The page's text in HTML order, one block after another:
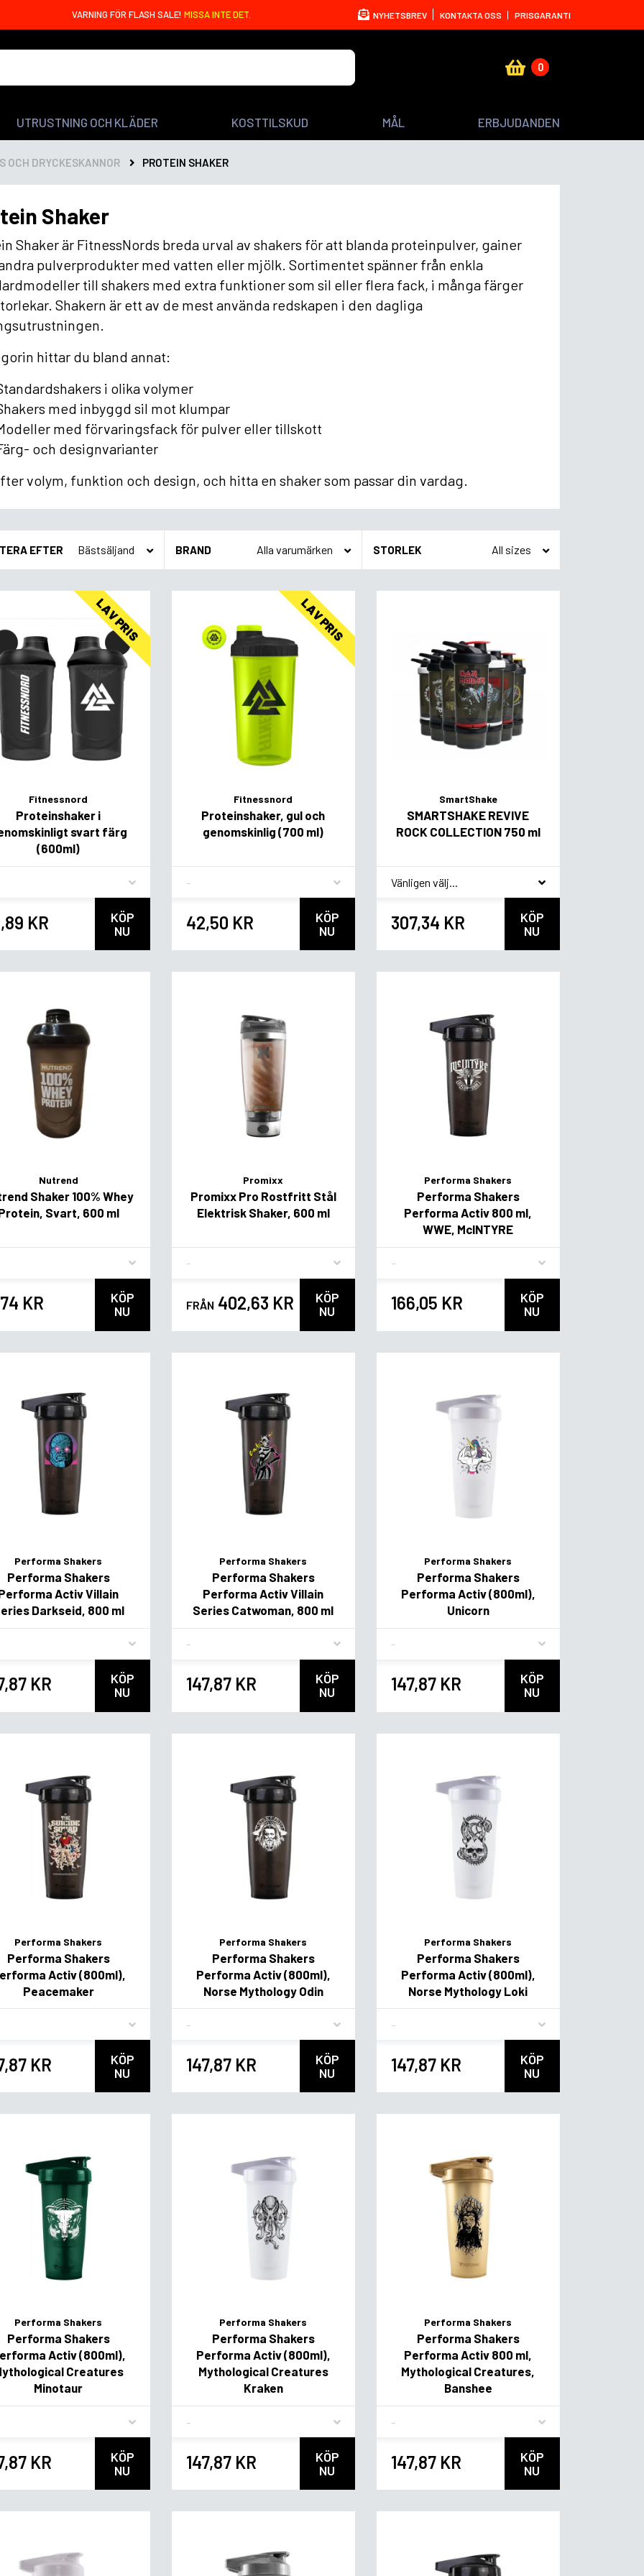
VARNING FÖR FLASH SALE! MISSA INTE DET. NYHETSBREV KONTAKTA OSS PRISGARANTI
0
UTRUSTNING OCH KLÄDER KOSTTILSKUD MÅL ERBJUDANDEN
OCH DRYCKESKANNOR PROTEIN SHAKER
Shaker
Shaker är FitnessNords breda urval av shakers för att blanda proteinpulver, gainer
pulverprodukter med vatten eller mjölk. Sortimentet spänner från enkla
till shakers med extra funktioner som sil eller flera fack, i många färger
Shakern är ett av de mest använda redskapen i den dagliga
hittar du bland annat:
i olika volymer
med inbyggd sil mot klumpar
med förvaringsfack för pulver eller tillskott
och designvarianter
volym, funktion och design, och hitta en shaker som passar din vardag.
EFTER BRAND STORLEK
LAV PRIS
Fitnessnord
Proteinshaker i
svart färg
(600ml)
KR
KÖP
NU
LAV PRIS
Fitnessnord
Proteinshaker, gul och
genomskinlig (700 ml)
42,50 KR
KÖP
NU
SmartShake
SMARTSHAKE REVIVE
ROCK COLLECTION 750 ml
* Smagsvariant
307,34 KR
KÖP
NU
Nutrend
Shaker 100% Whey
Svart, 600 ml
KR
KÖP
NU
Promixx
Promixx Pro Rostfritt Stål
Elektrisk Shaker, 600 ml
FRÅN 402,63 KR
KÖP
NU
Performa Shakers
Performa Shakers
Performa Activ 800 ml,
WWE, McINTYRE
166,05 KR
KÖP
NU
Performa Shakers
Performa Shakers
Activ Villain
Darkseid, 800 ml
KR
KÖP
NU
Performa Shakers
Performa Shakers
Performa Activ Villain
Series Catwoman, 800 ml
147,87 KR
KÖP
NU
Performa Shakers
Performa Shakers
Performa Activ (800ml),
Unicorn
147,87 KR
KÖP
NU
Performa Shakers
Performa Shakers
Activ (800ml),
Peacemaker
KR
KÖP
NU
Performa Shakers
Performa Shakers
Performa Activ (800ml),
Norse Mythology Odin
147,87 KR
KÖP
NU
Performa Shakers
Performa Shakers
Performa Activ (800ml),
Norse Mythology Loki
147,87 KR
KÖP
NU
Performa Shakers
Performa Shakers
Activ (800ml),
Creatures
Minotaur
KR
KÖP
NU
Performa Shakers
Performa Shakers
Performa Activ (800ml),
Mythological Creatures
Kraken
147,87 KR
KÖP
NU
Performa Shakers
Performa Shakers
Performa Activ 800 ml,
Mythological Creatures,
Banshee
147,87 KR
KÖP
NU